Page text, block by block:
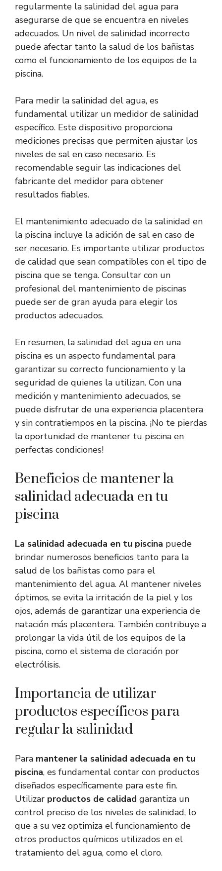
regularmente la salinidad del agua para
asegurarse de que se encuentra en niveles
adecuados. Un nivel de salinidad incorrecto
puede afectar tanto la salud de los bañistas
como el funcionamiento de los equipos de la
piscina.
Para medir la salinidad del agua, es
fundamental utilizar un medidor de salinidad
específico. Este dispositivo proporciona
mediciones precisas que permiten ajustar los
niveles de sal en caso necesario. Es
recomendable seguir las indicaciones del
fabricante del medidor para obtener
resultados fiables.
El mantenimiento adecuado de la salinidad en
la piscina incluye la adición de sal en caso de
ser necesario. Es importante utilizar productos
de calidad que sean compatibles con el tipo de
piscina que se tenga. Consultar con un
profesional del mantenimiento de piscinas
puede ser de gran ayuda para elegir los
productos adecuados.
En resumen, la salinidad del agua en una
piscina es un aspecto fundamental para
garantizar su correcto funcionamiento y la
seguridad de quienes la utilizan. Con una
medición y mantenimiento adecuados, se
puede disfrutar de una experiencia placentera
y sin contratiempos en la piscina. ¡No te pierdas
la oportunidad de mantener tu piscina en
perfectas condiciones!
Beneficios de mantener la
salinidad adecuada en tu
piscina
La salinidad adecuada en tu piscina puede
brindar numerosos beneficios tanto para la
salud de los bañistas como para el
mantenimiento del agua. Al mantener niveles
óptimos, se evita la irritación de la piel y los
ojos, además de garantizar una experiencia de
natación más placentera. También contribuye a
prolongar la vida útil de los equipos de la
piscina, como el sistema de cloración por
electrólisis.
Importancia de utilizar
productos específicos para
regular la salinidad
Para mantener la salinidad adecuada en tu
piscina, es fundamental contar con productos
diseñados específicamente para este fin.
Utilizar productos de calidad garantiza un
control preciso de los niveles de salinidad, lo
que a su vez optimiza el funcionamiento de
otros productos químicos utilizados en el
tratamiento del agua, como el cloro.